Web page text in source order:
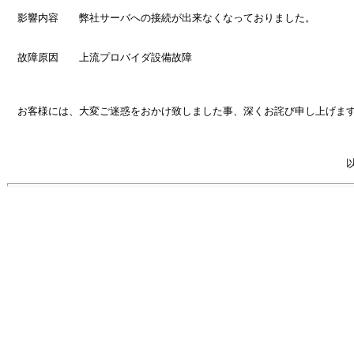
影響内容 弊社サーバへの接続が出来なくなっておりました。
故障原因 上流プロバイダ設備故障
お客様には、大変ご迷惑をおかけ致しました事、深くお詫び申し上げま
以